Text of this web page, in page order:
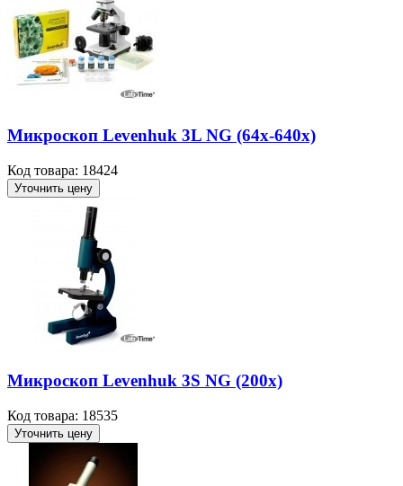
Микроскоп Levenhuk 3L NG (64х-640x)
Код товара: 18424
Уточнить цену
Микроскоп Levenhuk 3S NG (200х)
Код товара: 18535
Уточнить цену